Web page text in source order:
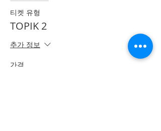
티켓 유형
TOPIK 2
추가 정보
가격